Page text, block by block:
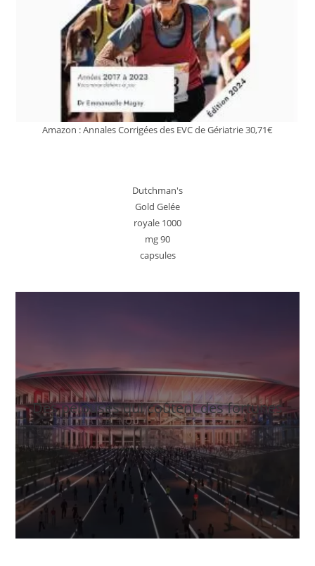
Amazon : Annales Corrigées des EVC de Gériatrie 30,71€
Dutchman's
Gold Gelée
royale 1000
mg 90
capsules
Des pelouses qui coûtent des fortunes